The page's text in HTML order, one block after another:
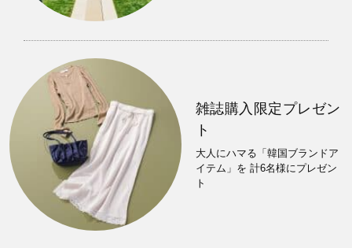
雑誌購入限定プレゼン
ト
大人にハマる「韓国ブランドア
イテム」を 計6名様にプレゼン
ト